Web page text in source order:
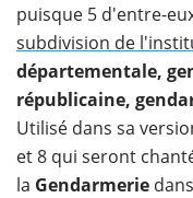
puisque 5 d'entre-
subdivision de
départementale,
républicaine,
Utilisé dans sa
et 8 qui seront
la Gendarmerie